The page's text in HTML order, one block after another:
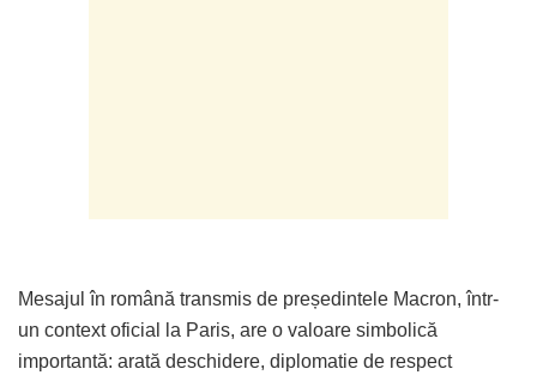
Mesajul în română transmis de președintele Macron, într-
un context oficial la Paris, are o valoare simbolică
importantă: arată deschidere, diplomatie de respect